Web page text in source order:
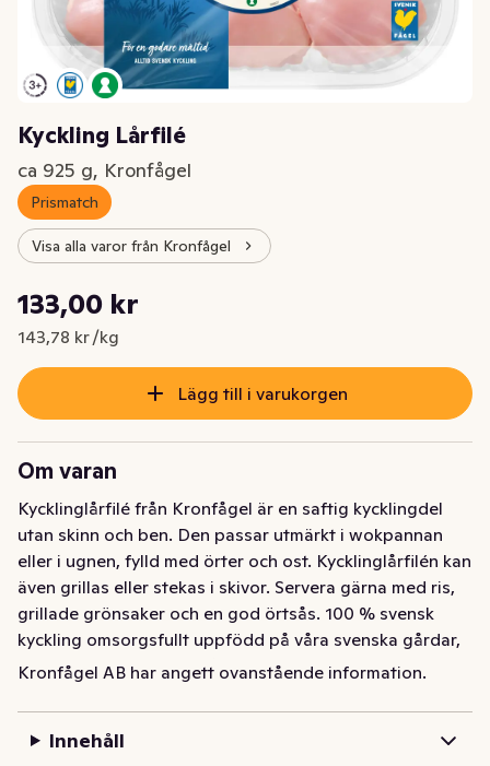
Kyckling Lårfilé
ca 925 g, Kronfågel
Prismatch
Visa alla varor från Kronfågel
Nuvarande pris är: 133,00 kr
133,00 kr
143,78 kr /kg
Styckpris: 143,78 kr /kg
Lägg till i varukorgen
Om varan
Kycklinglårfilé från Kronfågel är en saftig kycklingdel
utan skinn och ben. Den passar utmärkt i wokpannan
eller i ugnen, fylld med örter och ost. Kycklinglårfilén kan
även grillas eller stekas i skivor. Servera gärna med ris,
grillade grönsaker och en god örtsås. 100 % svensk
kyckling omsorgsfullt uppfödd på våra svenska gårdar,
vilket innebär god djurhållning, högsta kvalitet och
utan skinn och ben. Den passar utmärkt i wokpannan
Kronfågel AB har angett ovanstående information.
Innehåll